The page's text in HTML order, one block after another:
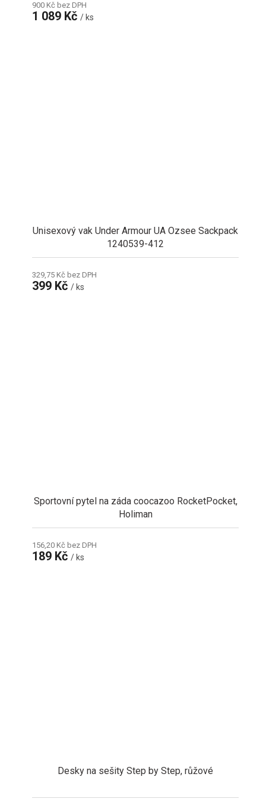
900 Kč bez DPH
1 089 Kč/ ks
Unisexový vak Under Armour UA Ozsee Sackpack
1240539-412
329,75 Kč bez DPH
399 Kč/ ks
Sportovní pytel na záda coocazoo RocketPocket,
Holiman
156,20 Kč bez DPH
189 Kč/ ks
Desky na sešity Step by Step, růžové